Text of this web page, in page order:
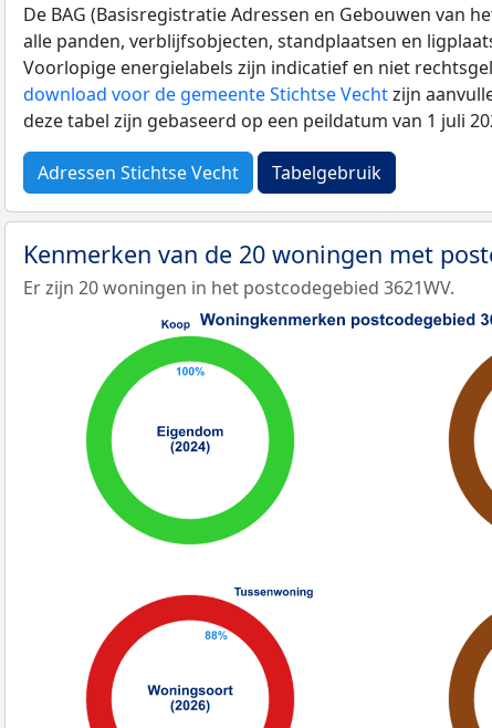
De BAG (Basisregistratie Adressen en Gebouwen van
alle panden, verblijfsobjecten, standplaatsen en
Voorlopige energielabels zijn indicatief en niet
download voor de gemeente Stichtse Vechtzijn
deze tabel zijn gebaseerd op een peildatum van 1 juli
Adressen Stichtse Vecht Tabelgebruik
Kenmerken van de 20 woningen met
Er zijn 20 woningen in het postcodegebied 3621WV.